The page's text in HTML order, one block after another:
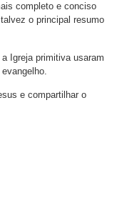
completo e conciso
o principal resumo
Igreja primitiva usaram
e compartilhar o